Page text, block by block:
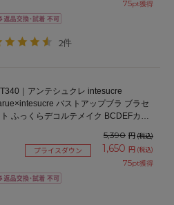
75pt獲得
2件
｜アンテシュクレ intesucre
バストアップブラ ブラセ
ト ふっくらデコルテメイク BCDEFカッ
5,390 円(税込)
プライスダウン 1,650 円 (税込)
75pt獲得